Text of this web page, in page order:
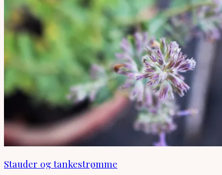
Stauder og tankestrømme